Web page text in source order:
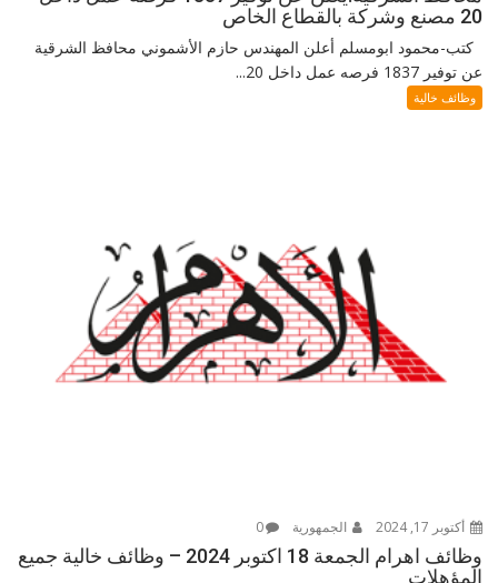
20 مصنع وشركة بالقطاع الخاص
كتب-محمود ابومسلم أعلن المهندس حازم الأشموني محافظ الشرقية
عن توفير 1837 فرصه عمل داخل 20...
وظائف خالية
أكتوبر 17, 2024 الجمهورية 0
وظائف اهرام الجمعة 18 اكتوبر 2024 – وظائف خالية جميع
المؤهلات